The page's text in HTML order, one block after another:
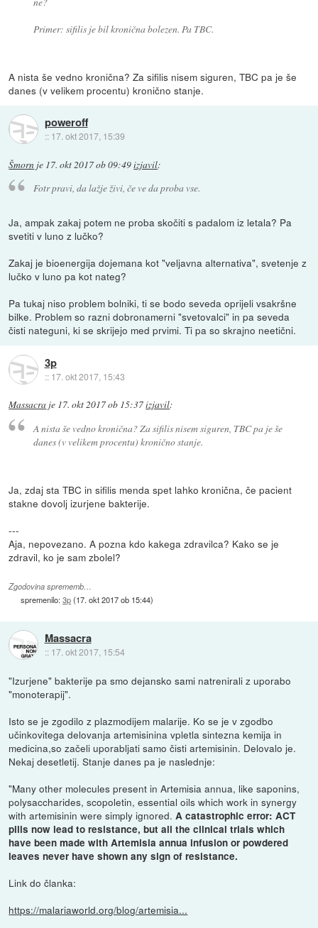
Primer: sifilis je bil kronična bolezen. Pa TBC.
A nista še vedno kronična? Za sifilis nisem siguren, TBC pa je še
danes (v velikem procentu) kronično stanje.
poweroff
:: 17. okt 2017, 15:39
Šmorn je 17. okt 2017 ob 09:49izjavil:
Fotr pravi, da lažje živi, če ve da proba vse.
Ja, ampak zakaj potem ne proba skočiti s padalom iz letala? Pa
svetiti v luno z lučko?
Zakaj je bioenergija dojemana kot "veljavna alternativa", svetenje z
lučko v luno pa kot nateg?
Pa tukaj niso problem bolniki, ti se bodo seveda oprijeli vsakršne
bilke. Problem so razni dobronamerni "svetovalci" in pa seveda
čisti nateguni, ki se skrijejo med prvimi. Ti pa so skrajno neetični.
3p
:: 17. okt 2017, 15:43
Massacra je 17. okt 2017 ob 15:37izjavil:
A nista še vedno kronična? Za sifilis nisem siguren, TBC pa je še
danes (v velikem procentu) kronično stanje.
Ja, zdaj sta TBC in sifilis menda spet lahko kronična, če pacient
stakne dovolj izurjene bakterije.
---
Aja, nepovezano. A pozna kdo kakega zdravilca? Kako se je
zdravil, ko je sam zbolel?
Zgodovina sprememb…
spremenilo:3p(17. okt 2017 ob 15:44)
Massacra
:: 17. okt 2017, 15:54
"Izurjene" bakterije pa smo dejansko sami natrenirali z uporabo
"monoterapij".
Isto se je zgodilo z plazmodijem malarije. Ko se je v zgodbo
učinkovitega delovanja artemisinina vpletla sintezna kemija in
medicina,so začeli uporabljati samo čisti artemisinin. Delovalo je.
Nekaj desetletij. Stanje danes pa je naslednje:
"Many other molecules present in Artemisia annua, like saponins,
polysaccharides, scopoletin, essential oils which work in synergy
with artemisinin were simply ignored.A catastrophic error: ACT
pills now lead to resistance, but all the clinical trials which
have been made with Artemisia annua infusion or powdered
leaves never have shown any sign of resistance.
Link do članka:
https://malariaworld.org/blog/artemisia...